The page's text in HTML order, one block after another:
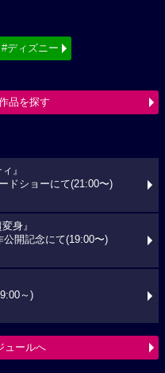
#ディズニー
品を探す
』
ドショーにて(21:00〜)
身』
開記念にて(19:00〜)
～)
ュールへ